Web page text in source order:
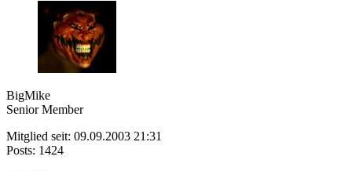
BigMike
Senior Member
Mitglied seit: 09.09.2003 21:31
Posts: 1424